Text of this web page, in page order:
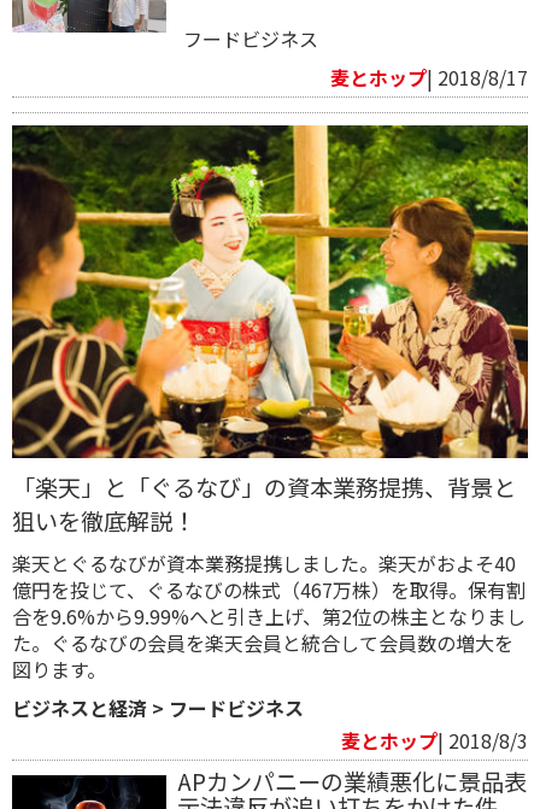
フードビジネス
麦とホップ| 2018/8/17
「楽天」と「ぐるなび」の資本業務提携、背景と
狙いを徹底解説！
楽天とぐるなびが資本業務提携しました。楽天がおよそ40
億円を投じて、ぐるなびの株式（467万株）を取得。保有割
合を9.6%から9.99%へと引き上げ、第2位の株主となりまし
た。ぐるなびの会員を楽天会員と統合して会員数の増大を
図ります。
ビジネスと経済 > フードビジネス
麦とホップ| 2018/8/3
APカンパニーの業績悪化に景品表